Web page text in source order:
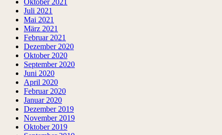
Oktober 2021
Juli 2021
Mai 2021
März 2021
Februar 2021
Dezember 2020
Oktober 2020
September 2020
Juni 2020
April 2020
Februar 2020
Januar 2020
Dezember 2019
November 2019
Oktober 2019